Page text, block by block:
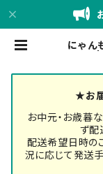
にゃん
★お
お中元・お歳暮
ず配
配送希望日時の
況に応じて発送